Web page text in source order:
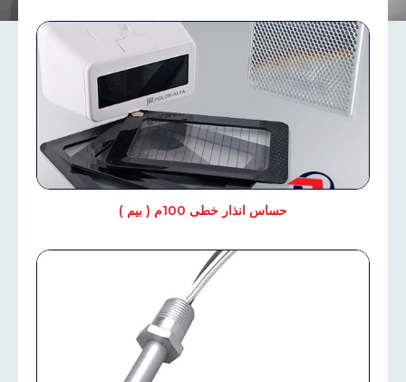
حساس انذار خطى 100م ( بيم )